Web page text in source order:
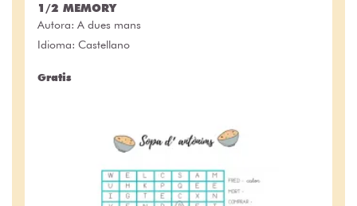
1/2 MEMORY
Autora: A dues mans
Idioma: Castellano
Gratis